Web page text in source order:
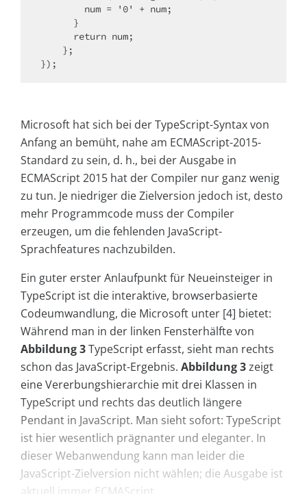
});
Microsoft hat sich bei der TypeScript-Syntax von
Anfang an bemüht, nahe am ECMAScript-2015-
Standard zu sein, d. h., bei der Ausgabe in
ECMAScript 2015 hat der Compiler nur ganz wenig
zu tun. Je niedriger die Zielversion jedoch ist, desto
mehr Programmcode muss der Compiler
erzeugen, um die fehlenden JavaScript-
Sprachfeatures nachzubilden.
Ein guter erster Anlaufpunkt für Neueinsteiger in
TypeScript ist die interaktive, browserbasierte
Codeumwandlung, die Microsoft unter [4] bietet:
Während man in der linken Fensterhälfte von
Abbildung 3Type­Script erfasst, sieht man rechts
schon das JavaScript-Ergebnis. Abbildung 3zeigt
eine Vererbungshierarchie mit drei Klassen in
TypeScript und rechts das deutlich längere
Pendant in JavaScript. Man sieht sofort: TypeScript
ist hier wesentlich prägnanter und eleganter. In
dieser Webanwendung kann man leider die
JavaScript-Zielversion nicht wählen; die Ausgabe ist